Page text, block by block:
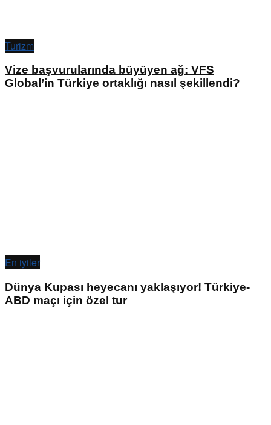
Turizm
Vize başvurularında büyüyen ağ: VFS
Global’in Türkiye ortaklığı nasıl şekillendi?
En iyiler
Dünya Kupası heyecanı yaklaşıyor! Türkiye-
ABD maçı için özel tur